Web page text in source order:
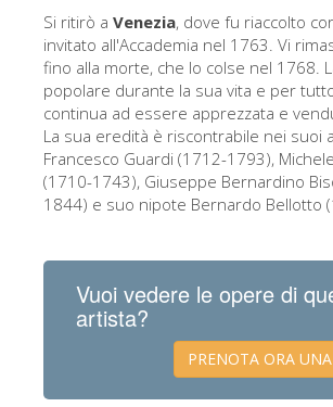
Si ritirò a Venezia, dove fu riaccolto
invitato all'Accademia nel 1763. Vi
fino alla morte, che lo colse nel 1768.
popolare durante la sua vita e per tutto
continua ad essere apprezzata e
La sua eredità è riscontrabile nei suoi
Francesco Guardi (1712-1793),
(1710-1743), Giuseppe Bernardino
1844) e suo nipote Bernardo Bellotto
Vuoi vedere le opere di
artista?
PRENOTA ORA